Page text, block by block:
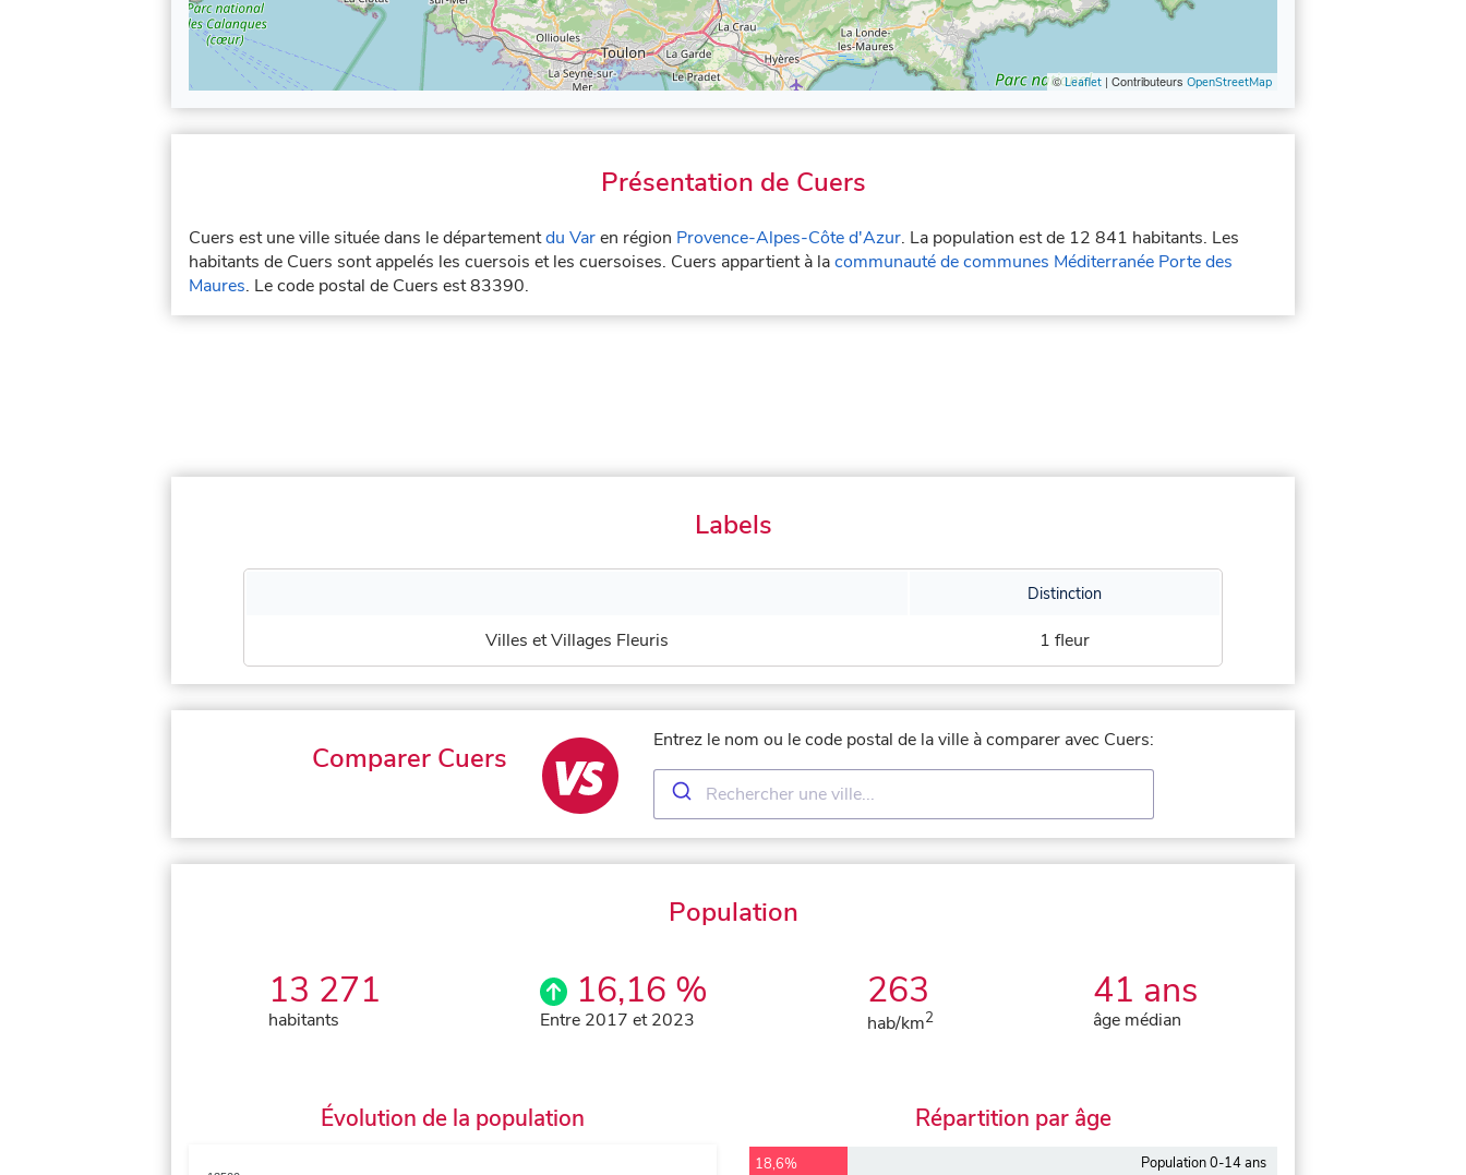
©Leaflet | Contributeurs OpenStreetMap
Présentation de Cuers
Cuers est une ville située dans le départementdu Varen région Provence-Alpes-Côte d'Azur. La population est de 12 841 habitants. Les
habitants de Cuers sont appelés les cuersois et les cuersoises. Cuers appartient à lacommunauté de communes Méditerranée Porte des
Maures. Le code postal de Cuers est 83390.
Labels
Distinction
Villes et Villages Fleuris 1 fleur
Comparer Cuers
Entrez le nom ou le code postal de la ville à comparer avec Cuers:
Population
13 271
habitants
16,16 %
Entre 2017 et 2023
263
hab/km2
41 ans
âge médian
Évolution de la population Répartition par âge
18,6% Population 0-14 ans